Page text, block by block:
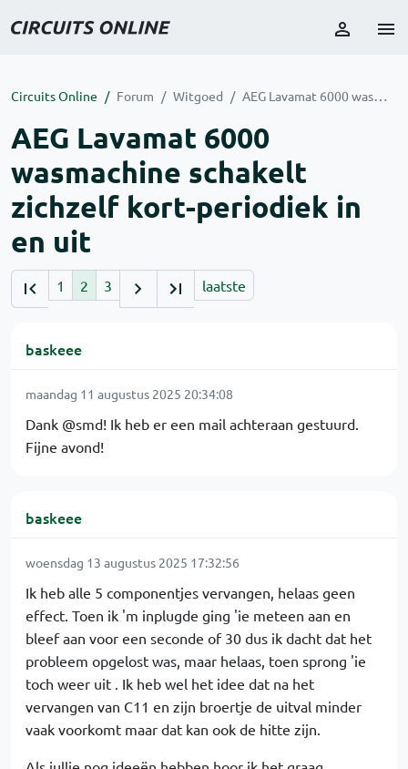
Circuits Online Forum Witgoed AEG Lavamat 6000 wasmachine schakelt zichzelf kort-periodiek in en uit
AEG Lavamat 6000
wasmachine schakelt
zichzelf kort-periodiek in
en uit
1 2 3 laatste
baskeee
maandag 11 augustus 2025 20:34:08
Dank @smd! Ik heb er een mail achteraan gestuurd.
Fijne avond!
baskeee
woensdag 13 augustus 2025 17:32:56
Ik heb alle 5 componentjes vervangen, helaas geen
effect. Toen ik 'm inplugde ging 'ie meteen aan en
bleef aan voor een seconde of 30 dus ik dacht dat het
probleem opgelost was, maar helaas, toen sprong 'ie
toch weer uit . Ik heb wel het idee dat na het
vervangen van C11 en zijn broertje de uitval minder
vaak voorkomt maar dat kan ook de hitte zijn.